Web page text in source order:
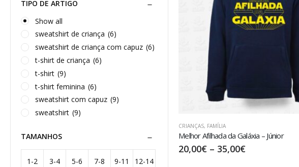
CRIANÇAS, FAMÍLIA
Melhor Afilhada da Galáxia – Júnior
20,00€ – 35,00€
TIPO DE ARTIGO
Show all
sweatshirt de criança (6)
sweatshirt de criança com capuz (6)
t-shirt de criança (6)
t-shirt (9)
t-shirt feminina (6)
sweatshirt com capuz (9)
sweatshirt (9)
TAMANHOS
1-2 3-4 5-6 7-8 9-11 12-14